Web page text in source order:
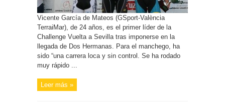
Vicente García de Mateos (GSport-València
TerraiMar), de 24 años, es el primer líder de la
Challenge Vuelta a Sevilla tras imponerse en la
llegada de Dos Hermanas. Para el manchego, ha
sido “una carrera loca y sin control. Se ha rodado
muy rápido ...
Leer más »